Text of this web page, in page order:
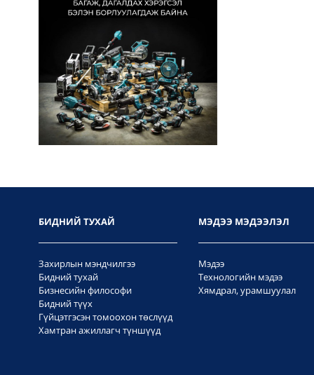
БИДНИЙ ТУХАЙ
Захирлын мэндчилгээ
Бидний тухай
Бизнесийн философи
Бидний түүх
Гүйцэтгэсэн томоохон төслүүд
Хамтран ажиллагч түншүүд
МЭДЭЭ МЭДЭЭЛЭЛ
Мэдээ
Технологийн мэдээ
Хямдрал, урамшуулал